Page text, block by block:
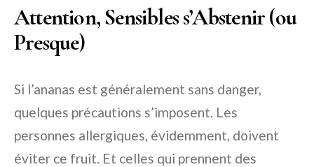
Attention, Sensibles s’Abstenir (ou
Presque)
Si l’ananas est généralement sans danger,
quelques précautions s’imposent. Les
personnes allergiques, évidemment, doivent
éviter ce fruit. Et celles qui prennent des